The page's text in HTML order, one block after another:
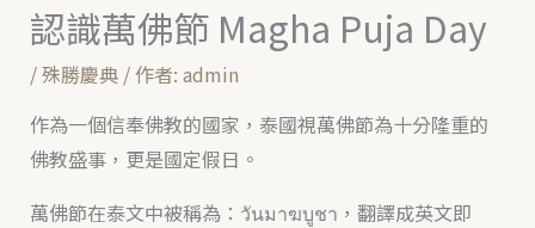
】
認識萬佛節 Magha Puja Day
/殊勝慶典/ 作者: admin
作為一個信奉佛教的國家，泰國視萬佛節為十分隆重的
佛教盛事，更是國定假日。
萬佛節在泰文中被稱為：วันมาฆบูชา，翻譯成英文即